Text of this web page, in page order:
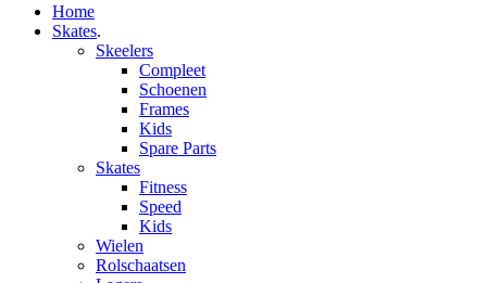
Home
Skates.
Skeelers
Compleet
Schoenen
Frames
Kids
Spare Parts
Skates
Fitness
Speed
Kids
Wielen
Rolschaatsen